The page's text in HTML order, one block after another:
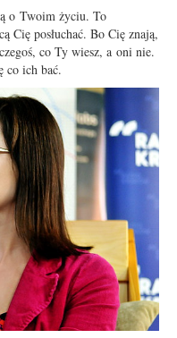
o Twoim życiu. To
Cię posłuchać. Bo Cię znają,
co Ty wiesz, a oni nie.
co ich bać.